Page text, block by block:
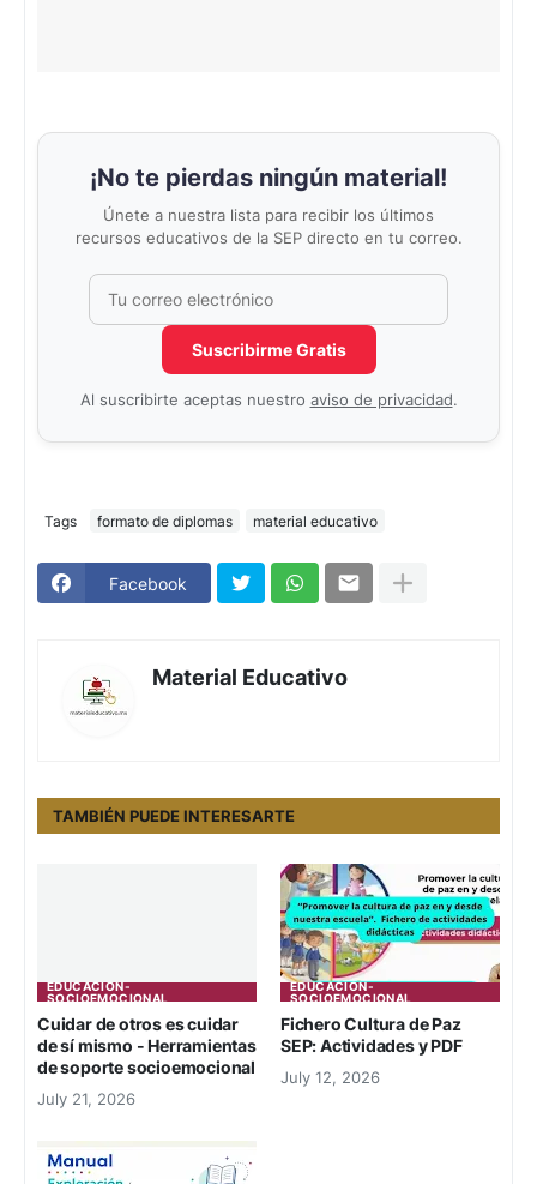
¡No te pierdas ningún material!
Únete a nuestra lista para recibir los últimos
recursos educativos de la SEP directo en tu correo.
No completar este campo
Suscribirme Gratis
Al suscribirte aceptas nuestro aviso de privacidad.
Tags formato de diplomas material educativo
Facebook
Material Educativo
TAMBIÉN PUEDE INTERESARTE
EDUCACION-
SOCIOEMOCIONAL
Cuidar de otros es cuidar
de sí mismo - Herramientas
de soporte socioemocional
July 21, 2026
EDUCACION-
SOCIOEMOCIONAL
Fichero Cultura de Paz
SEP: Actividades y PDF
July 12, 2026